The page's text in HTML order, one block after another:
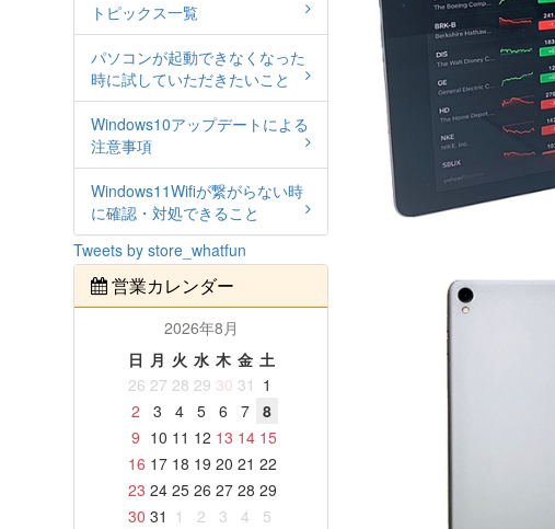
トピックス一覧
パソコンが起動できなくなった
時に試していただきたいこと
Windows10アップデートによる
注意事項
Windows11Wifiが繋がらない時
に確認・対処できること
Tweets by store_whatfun
営業カレンダー
2026年8月
日 月 火 水 木 金 土
26 27 28 29 30 31 1
2
3 4 5 6 7
8
9 10 11 12 13 14 15
16 17 18 19 20 21 22
23 24 25 26 27 28 29
30 31 1 2 3 4
5